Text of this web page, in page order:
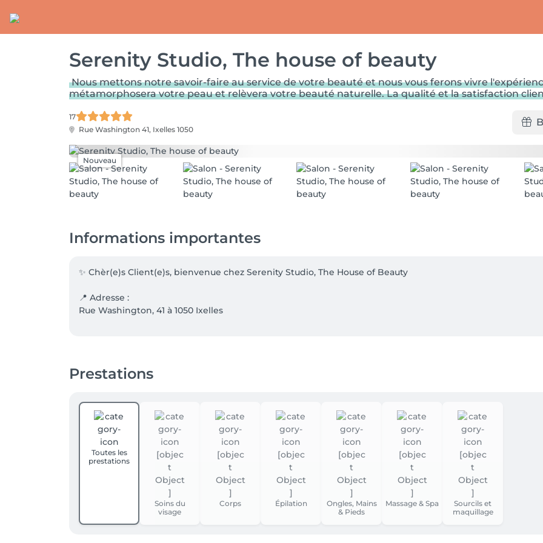
Serenity Studio, The house of beauty
Nous mettons notre savoir-faire au service de votre beauté et nous vous ferons vivre
métamorphosera votre peau et relèvera votre beauté naturelle. La qualité et la satisfaction
17
Rue Washington 41, Ixelles 1050
Nouveau
Informations importantes
✨ Chèr(e)s Client(e)s, bienvenue chez Serenity Studio, The House of Beauty
📍 Adresse :
Rue Washington, 41 à 1050 Ixelles
En cas d’empêchement, merci de nous prévenir au minimum 24h à l’avance❗ Cela nous permet
clients au mieux.
💳 Paiement :
Nous disposons d'un TPE au moyen duquel vous pouvez payer par carte de débit ou par carte de crédit 💳,
Vous pouvez également payer en cash 💶 ou par QRCODE.
📞 Contact & Réservations :
Pour toute demande de renseignements vous pouvez nous contacter par📱 ou par SMS au 0479943204
"contact@serenitystudio.be"
Notre site WEB https://www.serenitystudio.be spécifie, précise tous les protocoles des soins et affiche les
Prestations
Toutes les
prestations
Soins du
visage
Corps Épilation
Ongles, Mains
& Pieds
Massage & Spa
Sourcils et
maquillage